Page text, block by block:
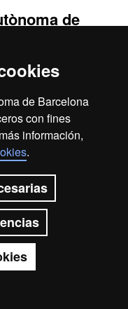
de Barcelona
con fines
información,
.
Tienes dudas?
de